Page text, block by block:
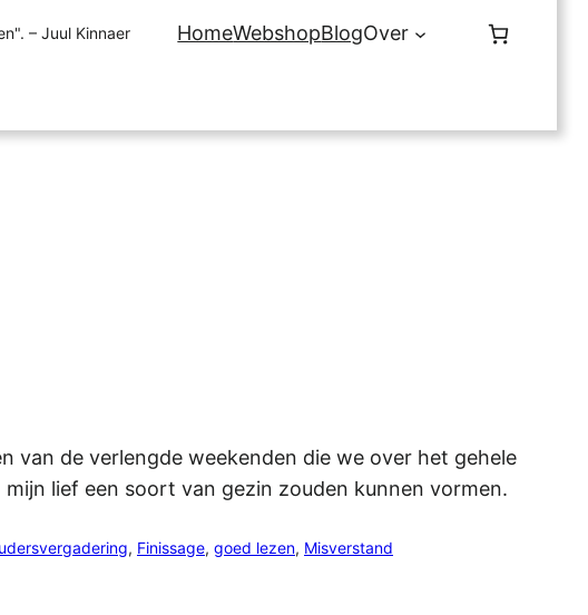
– Juul Kinnaer HomeWebshopBlogOver
van de verlengde weekenden die we over het gehele
lief een soort van gezin zouden kunnen vormen.
, Finissage, goed lezen, Misverstand